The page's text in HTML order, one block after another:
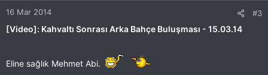
16 Mar 2014 #3
[Video]: Kahvaltı Sonrası Arka Bahçe Buluşması - 15.03.14
Eline sağlık Mehmet Abi.